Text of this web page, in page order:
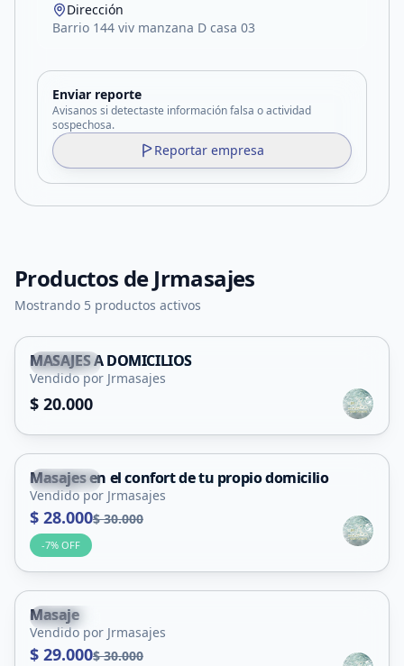
Dirección
Barrio 144 viv manzana D casa 03
Enviar reporte
Avisanos si detectaste información falsa o actividad
sospechosa.
Reportar empresa
Productos de Jrmasajes
Mostrando 5 productos activos
Capital
Servicio
+18
MASAJES A DOMICILIOS
Vendido por Jrmasajes
$ 20.000
Capital
Servicio
Masajes en el confort de tu propio domicilio
Vendido por Jrmasajes
$ 28.000$ 30.000
-7% OFF
Capital
+18
Masaje
Vendido por Jrmasajes
$ 29.000$ 30.000